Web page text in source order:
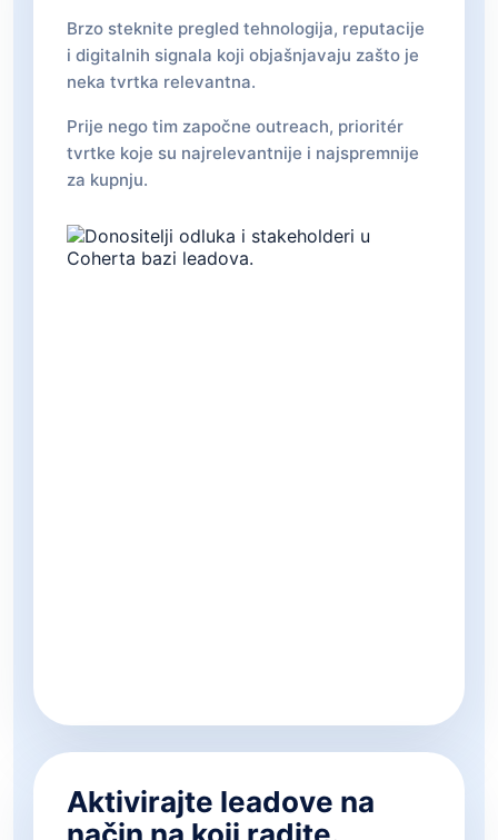
Brzo steknite pregled tehnologija, reputacije
i digitalnih signala koji objašnjavaju zašto je
neka tvrtka relevantna.
Prije nego tim započne outreach, prioritér
tvrtke koje su najrelevantnije i najspremnije
za kupnju.
Aktivirajte leadove na